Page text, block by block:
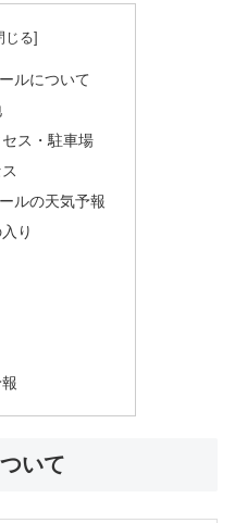
ルについて
ス・駐車場
ルの天気予報
り
いて